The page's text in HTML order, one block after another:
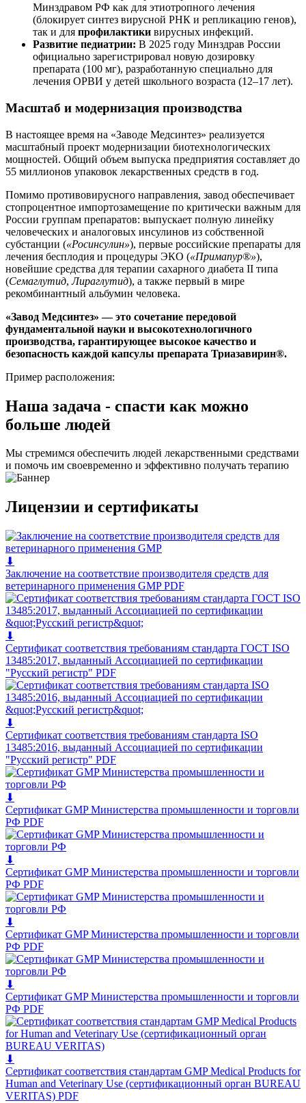
Минздравом РФ как для этиотропного лечения
(блокирует синтез вирусной РНК и репликацию генов),
так и для профилактики вирусных инфекций.
Развитие педиатрии: В 2025 году Минздрав России
официально зарегистрировал новую дозировку
препарата (100 мг), разработанную специально для
лечения ОРВИ у детей школьного возраста (12–17 лет).
Масштаб и модернизация производства
В настоящее время на «Заводе Медсинтез» реализуется
масштабный проект модернизации биотехнологических
мощностей. Общий объем выпуска предприятия составляет до
55 миллионов упаковок лекарственных средств в год.
Помимо противовирусного направления, завод обеспечивает
стопроцентное импортозамещение по критически важным для
России группам препаратов: выпускает полную линейку
человеческих и аналоговых инсулинов из собственной
субстанции («Росинсулин»), первые российские препараты для
лечения бесплодия и процедуры ЭКО («Примапур®»),
новейшие средства для терапии сахарного диабета II типа
(Семаглутид,Лираглутид), а также первый в мире
рекомбинантный альбумин человека.
«Завод Медсинтез» — это сочетание передовой
фундаментальной науки и высокотехнологичного
производства, гарантирующее высокое качество и
безопасность каждой капсулы препарата Триазавирин®.
Пример расположения:
Наша задача - спасти как можно
больше людей
Мы стремимся обеспечить людей лекарственными средствами
и помочь им своевременно и эффективно получать терапию
Лицензии и сертификаты
⬇
Заключение на соответствие производителя средств для
ветеринарного применения GMP PDF
⬇
Cертификат соответствия требованиям стандарта ГОСТ ISO
13485:2017, выданный Ассоциацией по сертификации
"Русский регистр" PDF
⬇
Сертификат соответствия требованиям стандарта ISO
13485:2016, выданный Ассоциацией по сертификации
"Русский регистр" PDF
⬇
Сертификат GMP Министерства промышленности и торговли
РФ PDF
⬇
Сертификат GMP Министерства промышленности и торговли
РФ PDF
⬇
Сертификат GMP Министерства промышленности и торговли
РФ PDF
⬇
Сертификат GMP Министерства промышленности и торговли
РФ PDF
⬇
Сертификат соответствия стандартам GMP Medical Products for
Human and Veterinary Use (сертификационный орган BUREAU
VERITAS) PDF